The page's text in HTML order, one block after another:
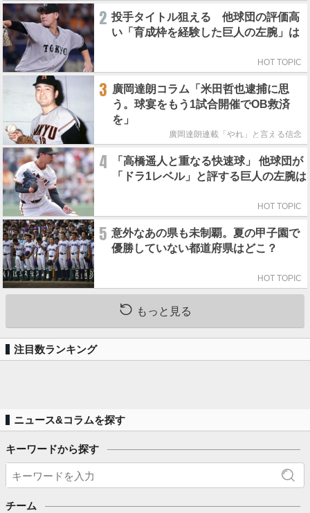
2 投手タイトル狙える 他球団の評価高
い「育成枠を経験した巨人の左腕」は
HOT TOPIC
3 廣岡達朗コラム「米田哲也逮捕に思
う。球宴をもう1試合開催でOB救済
を」
廣岡達朗連載「やれ」と言える信念
4
「高橋遥人と重なる快速球」 他球団が
「ドラ1レベル」と評する巨人の左腕は
HOT TOPIC
5 意外なあの県も未制覇。夏の甲子園で
優勝していない都道府県はどこ？
HOT TOPIC
もっと見る
注目数ランキング
ニュース&コラムを探す
キーワードから探す
チーム